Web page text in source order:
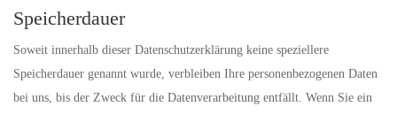
Speicherdauer
Soweit innerhalb dieser Datenschutzerklärung keine speziellere
Speicherdauer genannt wurde, verbleiben Ihre personenbezogenen Daten
bei uns, bis der Zweck für die Datenverarbeitung entfällt. Wenn Sie ein